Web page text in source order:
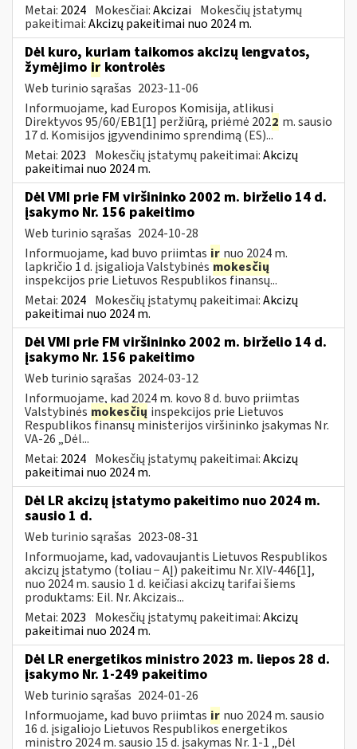
Metai: 2024 Mokesčiai:Akcizai Mokesčių įstatymų
pakeitimai:Akcizų pakeitimai nuo 2024 m.
Dėl kuro, kuriam taikomos akcizų lengvatos,
žymėjimo ir kontrolės
Web turinio sąrašas 2023-11-06
Informuojame, kad Europos Komisija, atlikusi
Direktyvos 95/60/EB1[1] peržiūrą, priėmė 2022 m. sausio
17 d. Komisijos įgyvendinimo sprendimą (ES)...
Metai: 2023 Mokesčių įstatymų pakeitimai:Akcizų
pakeitimai nuo 2024 m.
Dėl VMI prie FM viršininko 2002 m. birželio 14 d.
įsakymo Nr. 156 pakeitimo
Web turinio sąrašas 2024-10-28
Informuojame, kad buvo priimtas ir nuo 2024 m.
lapkričio 1 d. įsigalioja Valstybinėsmokesčių
inspekcijos prie Lietuvos Respublikos finansų...
Metai: 2024 Mokesčių įstatymų pakeitimai:Akcizų
pakeitimai nuo 2024 m.
Dėl VMI prie FM viršininko 2002 m. birželio 14 d.
įsakymo Nr. 156 pakeitimo
Web turinio sąrašas 2024-03-12
Informuojame, kad 2024 m. kovo 8 d. buvo priimtas
Valstybinės mokesčių inspekcijos prie Lietuvos
Respublikos finansų ministerijos viršininko įsakymas Nr.
VA-26 „Dėl...
Metai: 2024 Mokesčių įstatymų pakeitimai:Akcizų
pakeitimai nuo 2024 m.
Dėl LR akcizų įstatymo pakeitimo nuo 2024 m.
sausio 1 d.
Web turinio sąrašas 2023-08-31
Informuojame, kad, vadovaujantis Lietuvos Respublikos
akcizų įstatymo (toliau − AĮ) pakeitimu Nr. XIV-446[1],
nuo 2024 m. sausio 1 d. keičiasi akcizų tarifai šiems
produktams: Eil. Nr. Akcizais...
Metai: 2023 Mokesčių įstatymų pakeitimai:Akcizų
pakeitimai nuo 2024 m.
Dėl LR energetikos ministro 2023 m. liepos 28 d.
įsakymo Nr. 1-249 pakeitimo
Web turinio sąrašas 2024-01-26
Informuojame, kad buvo priimtas ir nuo 2024 m. sausio
16 d. įsigaliojo Lietuvos Respublikos energetikos
ministro 2024 m. sausio 15 d. įsakymas Nr. 1-1 „Dėl